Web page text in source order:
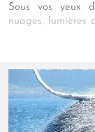
Sous vos yeux
nuages, lumières
Dans cet écrin
qui sera
découvertes... et